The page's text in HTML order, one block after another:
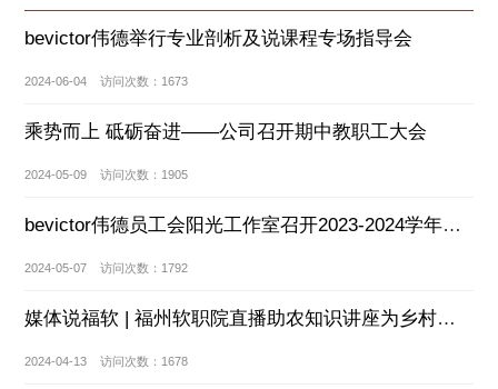
bevictor伟德举行专业剖析及说课程专场指导会
2024-06-04 访问次数：1673
乘势而上 砥砺奋进——公司召开期中教职工大会
2024-05-09 访问次数：1905
bevictor伟德员工会阳光工作室召开2023-2024学年第二学期第三次工作会议
2024-05-07 访问次数：1792
媒体说福软 | 福州软职院直播助农知识讲座为乡村发声
2024-04-13 访问次数：1678